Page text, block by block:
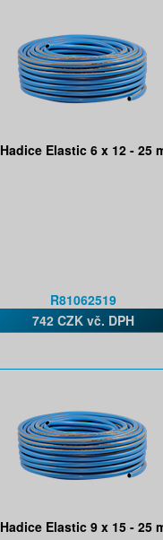
Hadice Elastic 6 x 12 - 25
R81062519
742 CZK vč. DPH
Hadice Elastic 9 x 15 - 25